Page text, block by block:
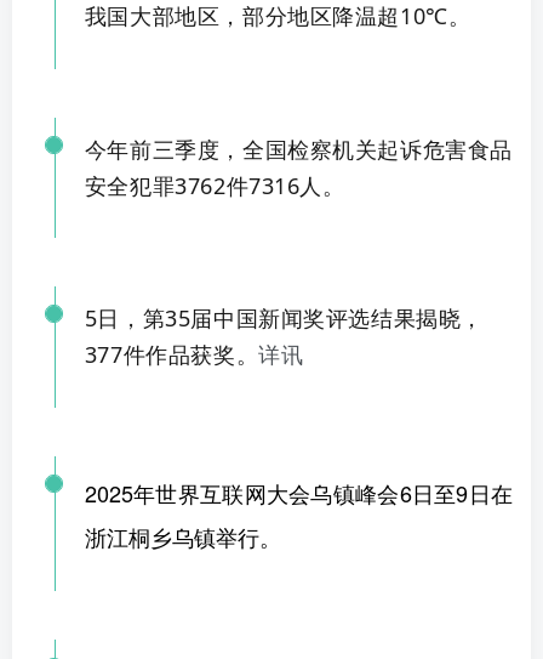
我国大部地区，部分地区降温超10℃。
今年前三季度，全国检察机关起诉危害食品
安全犯罪3762件7316人。
5日，第35届中国新闻奖评选结果揭晓，
377件作品获奖。详讯
2025年世界互联网大会乌镇峰会6日至9日在
浙江桐乡乌镇举行。